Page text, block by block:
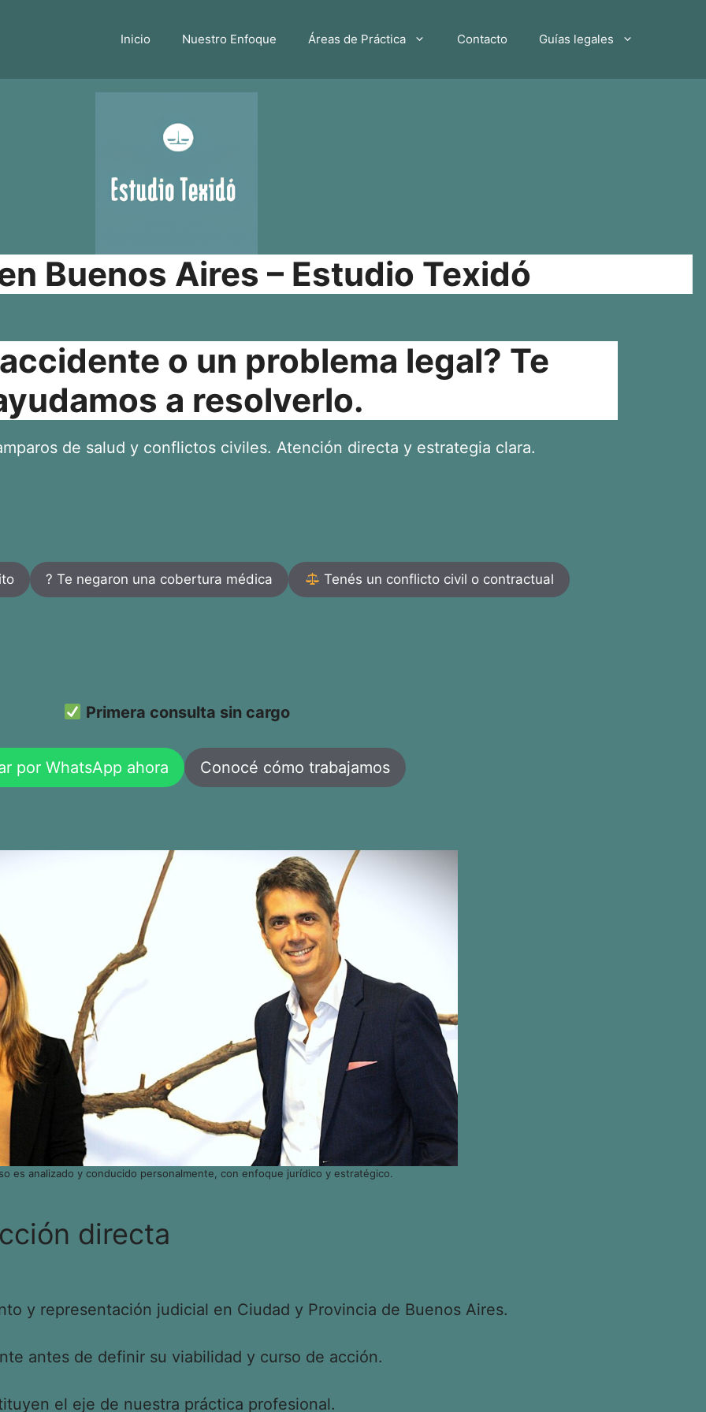
Inicio Nuestro Enfoque Áreas de Práctica Contacto Guías legales
Buenos Aires – Estudio Texidó
o un problema legal? Te
a resolverlo.
de salud y conflictos civiles. Atención directa y estrategia clara.
? Te negaron una cobertura médica Tenés un conflicto civil o contractual
Primera consulta sin cargo
por WhatsApp ahora Conocé cómo trabajamos
es analizado y conducido personalmente, con enfoque jurídico y estratégico.
directa
y representación judicial en Ciudad y Provincia de Buenos Aires.
antes de definir su viabilidad y curso de acción.
el eje de nuestra práctica profesional.